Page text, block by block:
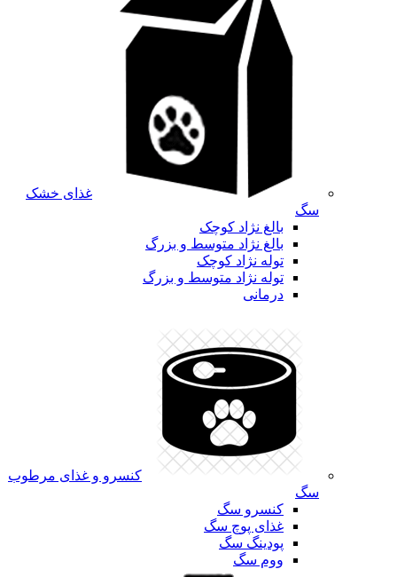
غذای خشک
سگ
بالغ نژاد کوچک
بالغ نژاد متوسط و بزرگ
توله نژاد کوچک
توله نژاد متوسط و بزرگ
درمانی
کنسرو و غذای مرطوب
سگ
کنسرو سگ
غذای پوچ سگ
پودینگ سگ
ووم سگ